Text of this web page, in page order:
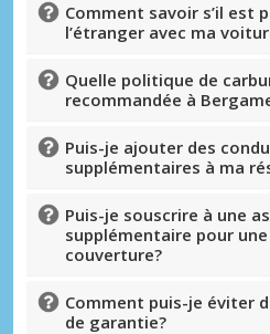
Comment savoir s’il est
l’étranger avec ma
Quelle politique de
recommandée à
Puis-je ajouter des
supplémentaires à ma
Puis-je souscrire à une
supplémentaire pour
couverture?
Comment puis-je éviter
de garantie?